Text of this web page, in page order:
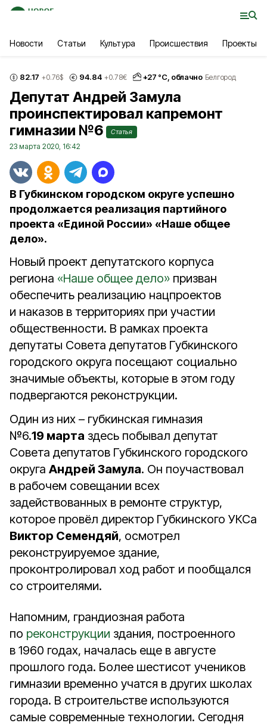
Новости Статьи Культура Происшествия Проекты
82.17 +0.76$ 94.84 +0.78€ +27 °С, облачно Белгород
Депутат Андрей Замула
проинспектировал капремонт
гимназии №6
Статья
23 марта 2020, 16:42
В Губкинском городском округе успешно
продолжается реализация партийного
проекта «Единой России» «Наше общее
дело».
Новый проект депутатского корпуса
региона «Наше общее дело» призван
обеспечить реализацию нацпроектов
и наказов в территориях при участии
общественности. В рамках проекта
депутаты Совета депутатов Губкинского
городского округа посещают социально
значимые объекты, которые в этом году
подвергаются реконструкции.
Один из них – губкинская гимназия
№6.19 марта здесь побывал депутат
Совета депутатов Губкинского городского
округа Андрей Замула. Он поучаствовал
в рабочем совещании всех
задействованных в ремонте структур,
которое провёл директор Губкинского УКСа
Виктор Семендяй, осмотрел
реконструируемое здание,
проконтролировал ход работ и пообщался
со строителями.
Напомним, грандиозная работа
по реконструкции здания, построенного
в 1960 годах, началась еще в августе
прошлого года. Более шестисот учеников
гимназии временно учатся в других школах
города. В строительстве используются
самые современные технологии. Сегодня